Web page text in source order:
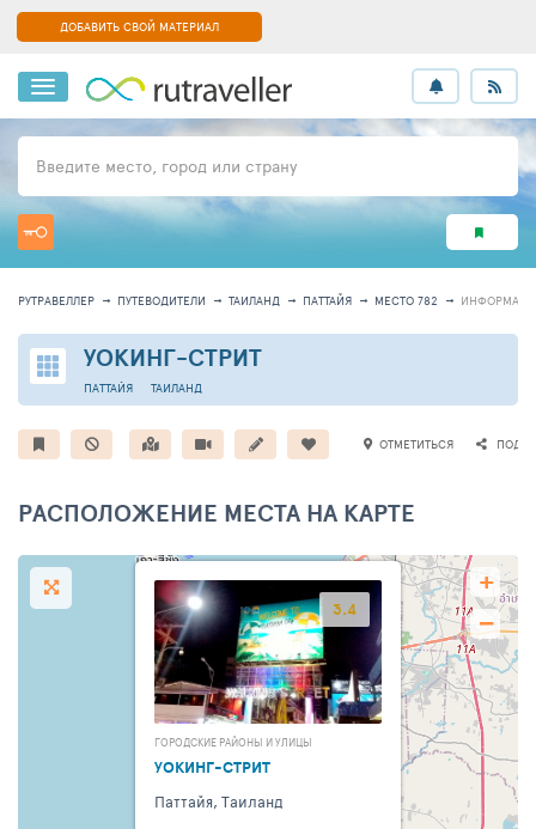
ДОБАВИТЬ СВОЙ МАТЕРИАЛ
Введите место, город или страну
РУТРАВЕЛЛЕР ПУТЕВОДИТЕЛИ ТАИЛАНД ПАТТАЙЯ МЕСТО 782
УОКИНГ-СТРИТ
ТАИЛАНД
ПАТТАЙЯ
ОТМЕТИТЬСЯ
РАСПОЛОЖЕНИЕ МЕСТА НА КАРТЕ
3.4
ГОРОДСКИЕ РАЙОНЫ И УЛИЦЫ
УОКИНГ-СТРИТ
Паттайя, Таиланд
+
−